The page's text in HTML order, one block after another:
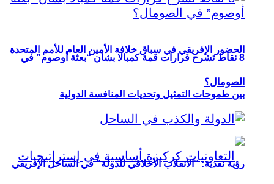
الحضور الإفريقي في سباق خلافة الأمين العام للأمم المتحدة
بين طموحات التمثيل وتحديات المنافسة الدولية
8 نقاط تشرح قرارات قمة كمبالا بشأن “بعثة أوصوم” في
الصومال؟
رؤية نقدية: “الانقلاب الأخلاقي للدولة” في الساحل الإفريقي